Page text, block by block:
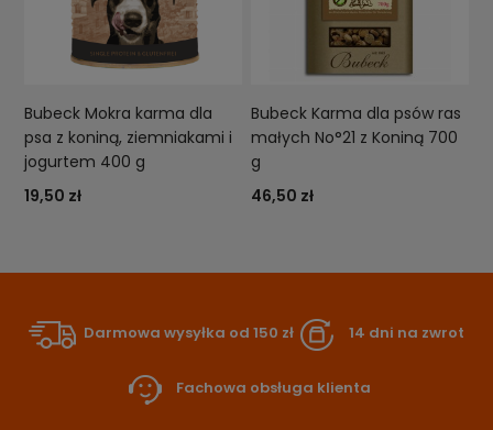
Bubeck Mokra karma dla
psa z koniną, ziemniakami i
jogurtem 400 g
19,50 zł
Bubeck Karma dla psów ras
małych No°21 z Koniną 700
g
46,50 zł
Darmowa wysyłka od 150 zł 14 dni na zwrot
Fachowa obsługa klienta